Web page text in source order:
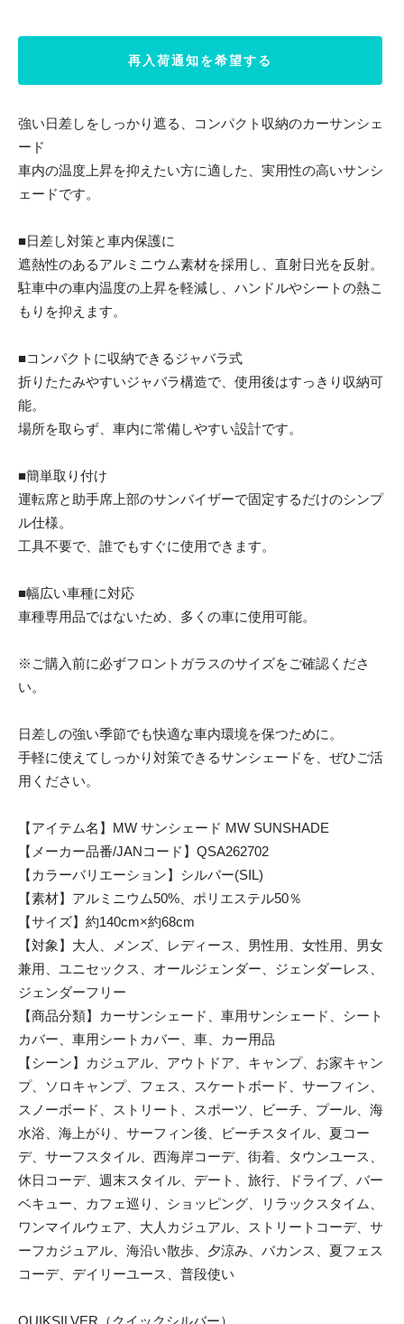
再入荷通知を希望する
強い日差しをしっかり遮る、コンパクト収納のカーサンシェ
ード
車内の温度上昇を抑えたい方に適した、実用性の高いサンシ
ェードです。
■日差し対策と車内保護に
遮熱性のあるアルミニウム素材を採用し、直射日光を反射。
駐車中の車内温度の上昇を軽減し、ハンドルやシートの熱こ
もりを抑えます。
■コンパクトに収納できるジャバラ式
折りたたみやすいジャバラ構造で、使用後はすっきり収納可
能。
場所を取らず、車内に常備しやすい設計です。
■簡単取り付け
運転席と助手席上部のサンバイザーで固定するだけのシンプ
ル仕様。
工具不要で、誰でもすぐに使用できます。
■幅広い車種に対応
車種専用品ではないため、多くの車に使用可能。
※ご購入前に必ずフロントガラスのサイズをご確認くださ
い。
日差しの強い季節でも快適な車内環境を保つために。
手軽に使えてしっかり対策できるサンシェードを、ぜひご活
用ください。
【アイテム名】MW サンシェード MW SUNSHADE
【メーカー品番/JANコード】QSA262702
【カラーバリエーション】シルバー(SIL)
【素材】アルミニウム50%、ポリエステル50％
【サイズ】約140cm×約68cm
【対象】大人、メンズ、レディース、男性用、女性用、男女
兼用、ユニセックス、オールジェンダー、ジェンダーレス、
ジェンダーフリー
【商品分類】カーサンシェード、車用サンシェード、シート
カバー、車用シートカバー、車、カー用品
【シーン】カジュアル、アウトドア、キャンプ、お家キャン
プ、ソロキャンプ、フェス、スケートボード、サーフィン、
スノーボード、ストリート、スポーツ、ビーチ、プール、海
水浴、海上がり、サーフィン後、ビーチスタイル、夏コー
デ、サーフスタイル、西海岸コーデ、街着、タウンユース、
休日コーデ、週末スタイル、デート、旅行、ドライブ、バー
ベキュー、カフェ巡り、ショッピング、リラックスタイム、
ワンマイルウェア、大人カジュアル、ストリートコーデ、サ
ーフカジュアル、海沿い散歩、夕涼み、バカンス、夏フェス
コーデ、デイリーユース、普段使い